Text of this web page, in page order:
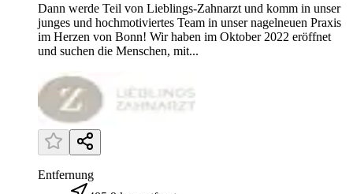
Dann werde Teil von Lieblings-Zahnarzt und komm in unser
junges und hochmotiviertes Team in unser nagelneuen Praxis
im Herzen von Bonn! Wir haben im Oktober 2022 eröffnet
und suchen die Menschen, mit...
Entfernung